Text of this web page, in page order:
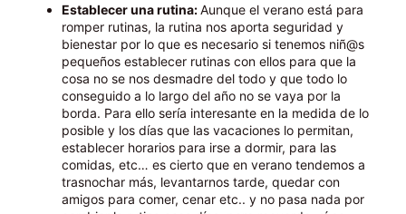
Establecer una rutina:Aunque el verano está para
romper rutinas, la rutina nos aporta seguridad y
bienestar por lo que es necesario si tenemos niñ@s
pequeños establecer rutinas con ellos para que la
cosa no se nos desmadre del todo y que todo lo
conseguido a lo largo del año no se vaya por la
borda. Para ello sería interesante en la medida de lo
posible y los días que las vacaciones lo permitan,
establecer horarios para irse a dormir, para las
comidas, etc… es cierto que en verano tendemos a
trasnochar más, levantarnos tarde, quedar con
amigos para comer, cenar etc.. y no pasa nada por